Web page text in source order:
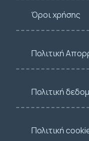
Όροι χρήσης
Πολιτική
Πολιτική
Πολιτική